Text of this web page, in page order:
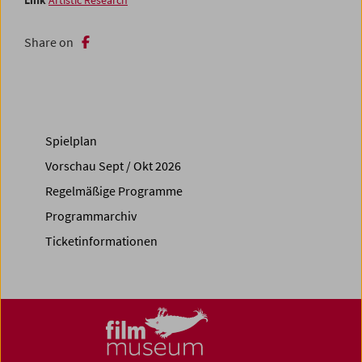
Share on
Spielplan
Vorschau Sept / Okt 2026
Regelmäßige Programme
Programmarchiv
Ticketinformationen